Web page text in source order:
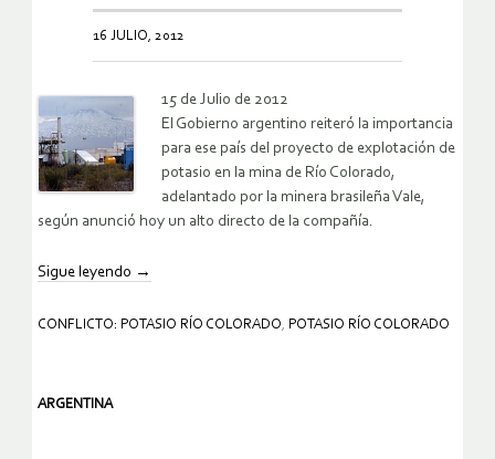
16 JULIO, 2012
15 de Julio de 2012
El Gobierno argentino reiteró la importancia
para ese país del proyecto de explotación de
potasio en la mina de Río Colorado,
adelantado por la minera brasileña Vale,
según anunció hoy un alto directo de la compañía.
Sigue leyendo →
CONFLICTO: POTASIO RÍO COLORADO, POTASIO RÍO COLORADO
ARGENTINA